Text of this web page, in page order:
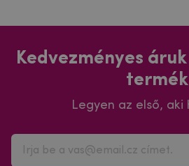
Kedvezményes
termék
Legyen az első, aki